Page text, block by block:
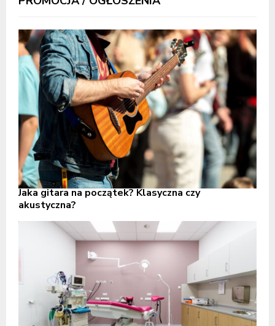
Jaka gitara na początek? Klasyczna czy
akustyczna?